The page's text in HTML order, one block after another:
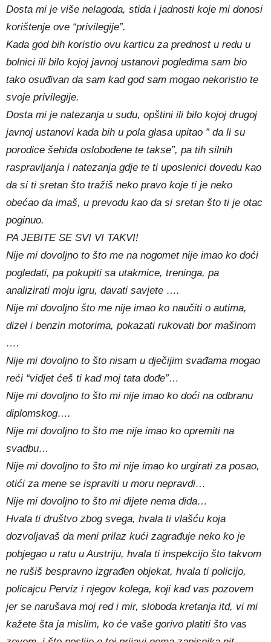
Dosta mi je više nelagoda, stida i jadnosti koje mi donosi
korištenje ove “privilegije”.
Kada god bih koristio ovu karticu za prednost u redu u
bolnici ili bilo kojoj javnoj ustanovi pogledima sam bio
tako osuđivan da sam kad god sam mogao nekoristio te
svoje privilegije.
Dosta mi je natezanja u sudu, opštini ili bilo kojoj drugoj
javnoj ustanovi kada bih u pola glasa upitao ” da li su
porodice šehida oslobođene te takse”, pa tih silnih
raspravljanja i natezanja gdje te ti uposlenici dovedu kao
da si ti sretan što tražiš neko pravo koje ti je neko
obećao da imaš, u prevodu kao da si sretan što ti je otac
poginuo.
PA JEBITE SE SVI VI TAKVI!
Nije mi dovoljno to što me na nogomet nije imao ko doći
pogledati, pa pokupiti sa utakmice, treninga, pa
analizirati moju igru, davati savjete ….
Nije mi dovoljno što me nije imao ko naučiti o autima,
dizel i benzin motorima, pokazati rukovati bor mašinom
….
Nije mi dovoljno to što nisam u dječijim svađama mogao
reći “vidjet ćeš ti kad moj tata dođe”…
Nije mi dovoljno to što mi nije imao ko doći na odbranu
diplomskog….
Nije mi dovoljno to što me nije imao ko opremiti na
svadbu…
Nije mi dovoljno to što mi nije imao ko urgirati za posao,
otići za mene se ispraviti u moru nepravdi…
Nije mi dovoljno to što mi dijete nema dida…
Hvala ti društvo zbog svega, hvala ti vlašću koja
dozvoljavaš da meni prilaz kući zagrađuje neko ko je
pobjegao u ratu u Austriju, hvala ti inspekcijo što takvom
ne rušiš bespravno izgrađen objekat, hvala ti policijo,
policajcu Perviz i njegov kolega, koji kad vas pozovem
jer se narušava moj red i mir, sloboda kretanja itd, vi mi
kažete šta ja mislim, ko će vaše gorivo platiti što vas